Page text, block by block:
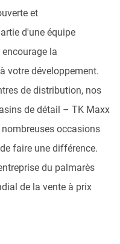
et
d'une équipe
la
votre développement.
de distribution, nos
de détail – TK Maxx
occasions
faire une différence.
du palmarès
de la vente à prix